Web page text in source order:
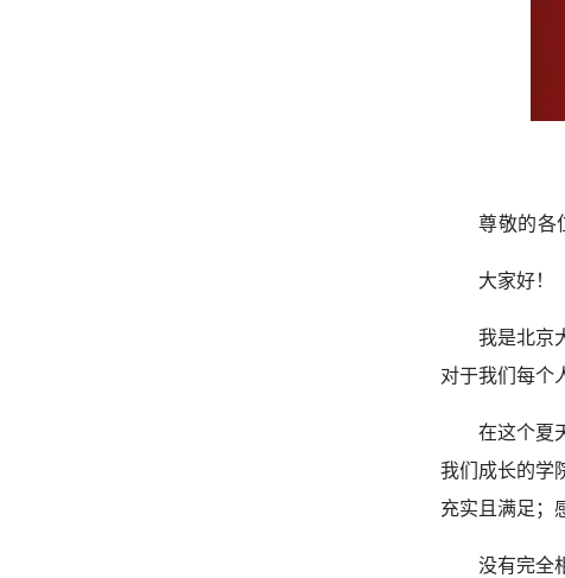
尊敬的各
大家好！
我是北京
对于我们每个
在这个夏
我们成长的学
充实且满足；
没有完全